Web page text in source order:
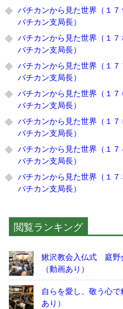
バチカンから見た世界（１
バチカン支局長）
バチカンから見た世界（１
バチカン支局長）
バチカンから見た世界（１
バチカン支局長）
バチカンから見た世界（１
バチカン支局長）
バチカンから見た世界（１
バチカン支局長）
バチカンから見た世界（１
バチカン支局長）
バチカンから見た世界（１
バチカン支局長）
閲覧ランキング
鰍沢教会入仏式 庭
（動画あり）
自らを愛し、敬う心
あり）